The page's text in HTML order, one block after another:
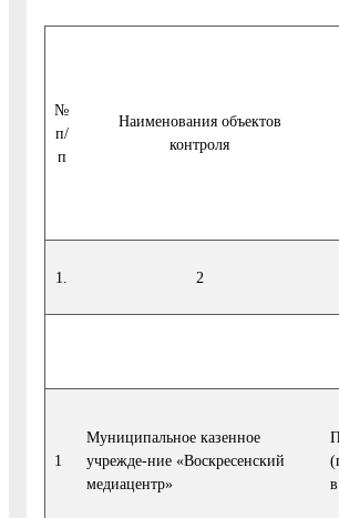
№
п/
п
Наименования объектов
контроля
1. 2
1
Муниципальное казенное
учрежде-ние «Воскресенский
медиацентр»